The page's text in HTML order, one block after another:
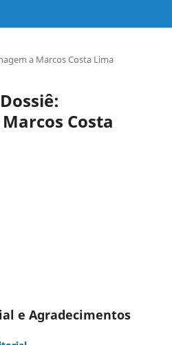
a Marcos Costa Lima
Costa
e Agradecimentos